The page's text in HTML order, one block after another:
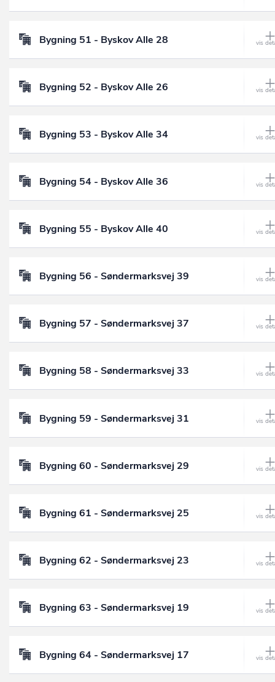
Bygning 51 - Byskov Alle 28
Bygning 52 - Byskov Alle 26
Bygning 53 - Byskov Alle 34
Bygning 54 - Byskov Alle 36
Bygning 55 - Byskov Alle 40
Bygning 56 - Søndermarksvej 39
Bygning 57 - Søndermarksvej 37
Bygning 58 - Søndermarksvej 33
Bygning 59 - Søndermarksvej 31
Bygning 60 - Søndermarksvej 29
Bygning 61 - Søndermarksvej 25
Bygning 62 - Søndermarksvej 23
Bygning 63 - Søndermarksvej 19
Bygning 64 - Søndermarksvej 17